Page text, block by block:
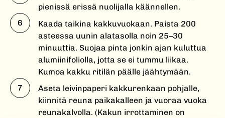
pienissä erissä nuolijalla käännellen.
Kaada taikina kakkuvuokaan. Paista 200
asteessa uunin alatasolla noin 25–30
minuuttia. Suojaa pinta jonkin ajan kuluttua
alumiinifoliolla, jotta se ei tummu liikaa.
Kumoa kakku ritilän päälle jäähtymään.
Aseta leivinpaperi kakkurenkaan pohjalle,
kiinnitä reuna paikakalleen ja vuoraa vuoka
reunakalvolla. (Kakun irrottaminen on